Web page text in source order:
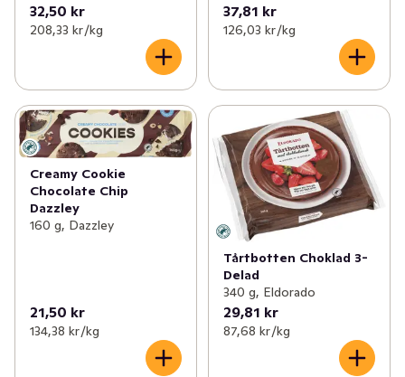
32,50 kr
208,33 kr /kg
37,81 kr
126,03 kr /kg
Creamy Cookie
Chocolate Chip
Dazzley
160 g, Dazzley
21,50 kr
134,38 kr /kg
Tårtbotten Choklad 3-
Delad
340 g, Eldorado
29,81 kr
87,68 kr /kg